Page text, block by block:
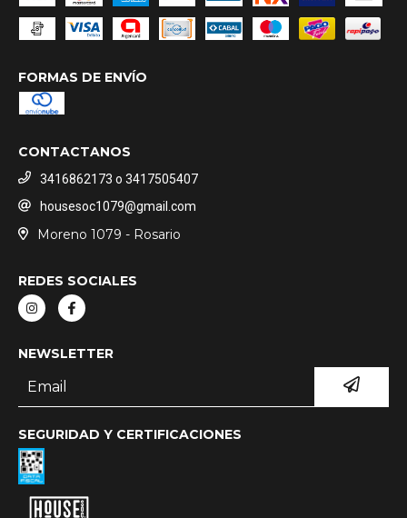
FORMAS DE ENVÍO
CONTACTANOS
3416862173 o 3417505407
housesoc1079@gmail.com
Moreno 1079 - Rosario
REDES SOCIALES
NEWSLETTER
SEGURIDAD Y CERTIFICACIONES